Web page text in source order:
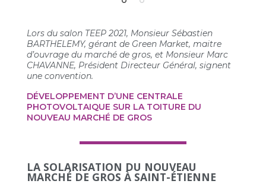
Lors du salon TEEP 2021, Monsieur Sébastien
BARTHELEMY, gérant de Green Market, maitre
d’ouvrage du marché de gros, et Monsieur Marc
CHAVANNE, Président Directeur Général, signent
une convention.
DÉVELOPPEMENT D’UNE CENTRALE
PHOTOVOLTAIQUE SUR LA TOITURE DU
NOUVEAU MARCHÉ DE GROS
LA SOLARISATION DU NOUVEAU
MARCHÉ DE GROS À SAINT-ÉTIENNE